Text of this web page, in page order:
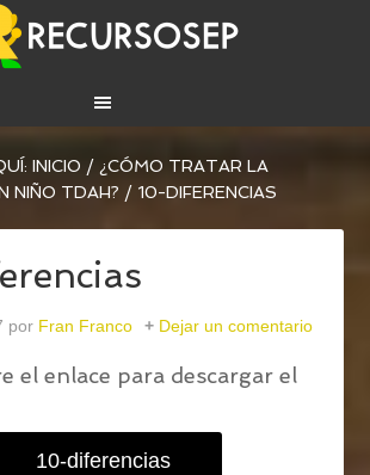
INICIO / ¿CÓMO TRATAR LA
NIÑO TDAH? / 10-DIFERENCIAS
por Fran Franco Dejar un comentario
el enlace para descargar el
10-diferencias